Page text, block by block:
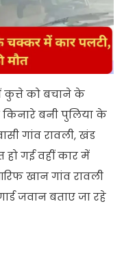
कुत्ते को बचाने के
किनारे बनी पुलिया के
गांव रावली, खंड
हो गई वहीं कार में
खान गांव रावली
जवान बताए जा रहे